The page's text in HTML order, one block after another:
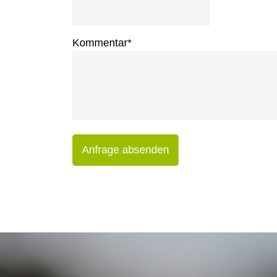
Kommentar*
Anfrage absenden